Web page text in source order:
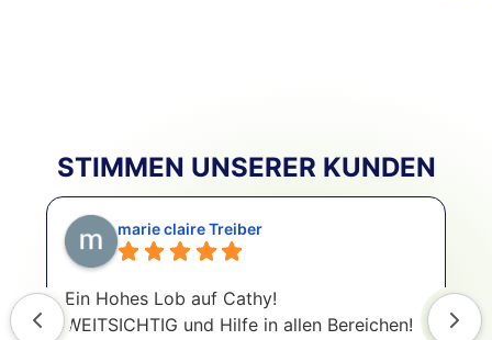
STIMMEN UNSERER KUNDEN
marie claire Treiber
Ein Hohes Lob auf Cathy!
WEITSICHTIG und Hilfe in allen Bereichen!